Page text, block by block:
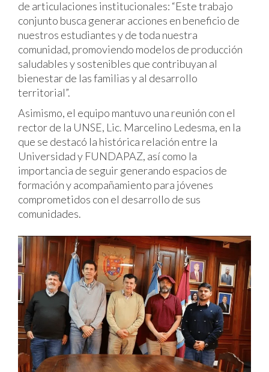
de articulaciones institucionales: “Este trabajo
conjunto busca generar acciones en beneficio de
nuestros estudiantes y de toda nuestra
comunidad, promoviendo modelos de producción
saludables y sostenibles que contribuyan al
bienestar de las familias y al desarrollo
territorial”.
Asimismo, el equipo mantuvo una reunión con el
rector de la UNSE, Lic. Marcelino Ledesma, en la
que se destacó la histórica relación entre la
Universidad y FUNDAPAZ, así como la
importancia de seguir generando espacios de
formación y acompañamiento para jóvenes
comprometidos con el desarrollo de sus
comunidades.